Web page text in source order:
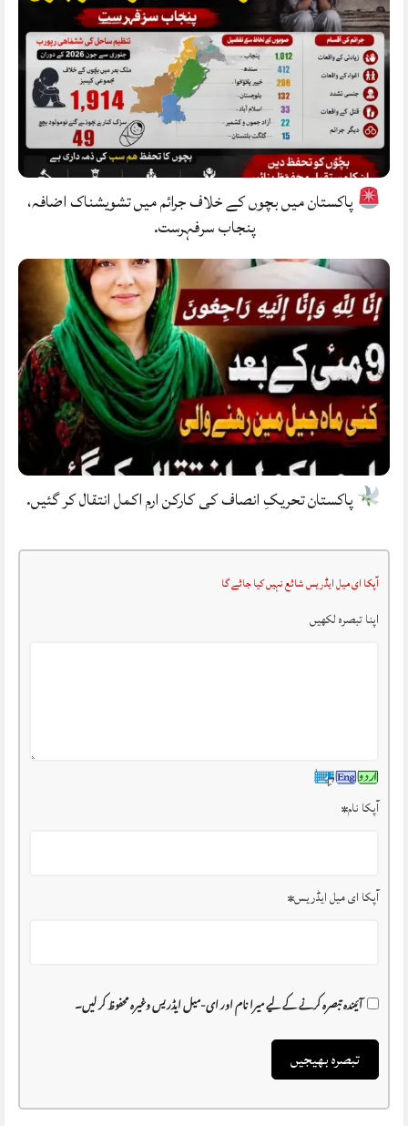
پاکستان میں بچوں کے خلاف جرائم میں تشویشناک اضافہ،
پنجاب سرفہرست.
پاکستان تحریکِ انصاف کی کارکن ارم اکمل انتقال کر گئیں.
آپکا ای میل ایڈریس شائع نہیں کیا جائے گا
اپنا تبصرہ لکھیں
آپکا نام*
آپکا ای میل ایڈریس*
آئیندہ تبصرہ کرنے کے لیے میرا نام اور ای-میل ایڈریس وغیرہ محفوظ کر لیں۔